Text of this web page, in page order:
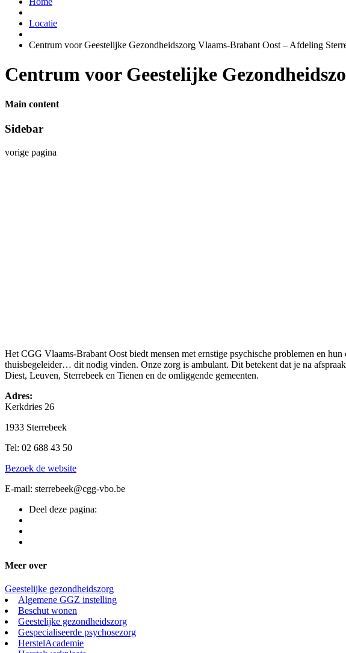
Locatie
Centrum voor Geestelijke Gezondheidszorg Vlaams-Brabant Oost – Afdeling
Centrum voor Geestelijke
Main content
Sidebar
vorige pagina
Het CGG Vlaams-Brabant Oost biedt mensen met ernstige psychische problemen en
thuisbegeleider… dit nodig vinden. Onze zorg is ambulant. Dit betekent dat je na
Diest, Leuven, Sterrebeek en Tienen en de omliggende gemeenten.
Adres:
Kerkdries 26
1933 Sterrebeek
Tel: 02 688 43 50
Bezoek de website
E-mail: sterrebeek@cgg-vbo.be
Deel deze pagina:
Meer over
Geestelijke gezondheidszorg
Algemene GGZ instelling
Beschut wonen
Geestelijke gezondheidszorg
Gespecialiseerde psychosezorg
HerstelAcademie